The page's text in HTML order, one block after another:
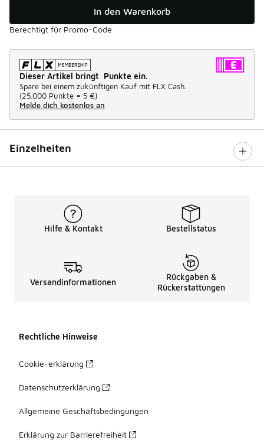
In den Warenkorb
Berechtigt für Promo-Code
Dieser Artikel bringt Punkte ein.
Spare bei einem zukünftigen Kauf mit FLX Cash.
(25.000 Punkte = 5 €)
Melde dich kostenlos an
Einzelheiten
Hilfe & Kontakt Bestellstatus
Versandinformationen
Rückgaben &
Rückerstattungen
Rechtliche Hinweise
Cookie-erklärung
Datenschutzerklärung
Allgemeine Geschäftsbedingungen
Erklärung zur Barrierefreiheit